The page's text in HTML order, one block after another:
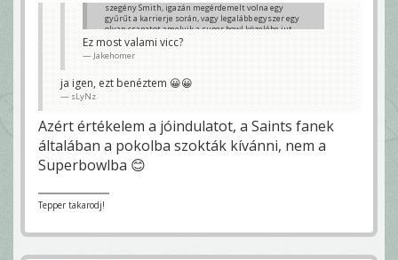
szegény Smith, igazán megérdemelt volna egy
gyűrűt a karrierje során, vagy legalább egyszer egy
olyan csapatot amelyik a super bowl közelébe jut
sLyNz
Ez most valami vicc?
Jakehomer
ja igen, ezt benéztem 😀😀
sLyNz
Azért értékelem a jóindulatot, a Saints fanek
általában a pokolba szokták kívánni, nem a
Superbowlba 😊
Tepper takarodj!